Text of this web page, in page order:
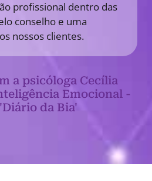
profissional dentro das
conselho e uma
nossos clientes.
a psicóloga Cecília
Emocional -
da Bia'